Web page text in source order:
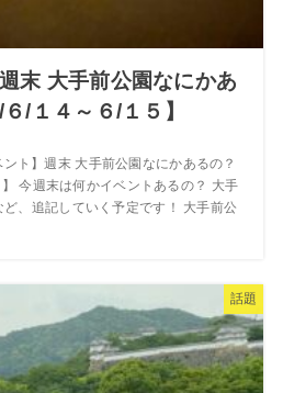
末 大手前公園なにかあ
/１４～６/１５】
ト】週末 大手前公園なにかあるの？
今週末は何かイベントあるの？ 大手
、追記していく予定です！ 大手前公
話題